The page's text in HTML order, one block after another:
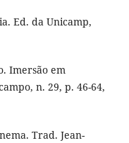
Ed. da Unicamp,
Imersão em
n. 29, p. 46-64,
Trad. Jean-